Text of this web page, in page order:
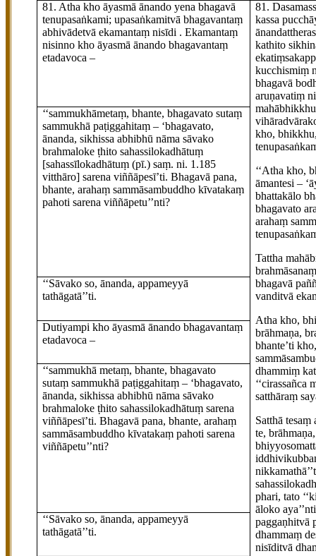
81 . Atha kho āyasmā ānando yena bhagavā
tenupasaṅkami; upasaṅkamitvā bhagavantaṃ
abhivādetvā ekamantaṃ nisīdi . Ekamantaṃ
nisinno kho āyasmā ānando bhagavantaṃ
etadavoca –
81 .
kassa
kathito
kucchismiṃ
bhagavā
aruṇavatiṃ
kho,
‘‘Atha kho,
āmantesi –
bhattakālo
bhagavato
arahaṃ
Tattha
bhagavā
vanditvā
Atha kho,
brāhmaṇa,
bhante’ti
dhammiṃ
satthāraṃ
Satthā
te,
phari, tato
āloko
paggaṇhitvā
dhammaṃ
nisīditvā
‘‘sammukhāmetaṃ, bhante, bhagavato sutaṃ
sammukhā paṭiggahitaṃ – ‘bhagavato,
ānanda, sikhissa abhibhū nāma sāvako
brahmaloke ṭhito sahassilokadhātuṃ
[sahassīlokadhātuṃ (pī.) saṃ. ni. 1.185
vitthāro]sarena viññāpesī’ti. Bhagavā pana,
bhante, arahaṃ sammāsambuddho kīvatakaṃ
pahoti sarena viññāpetu’’nti?
‘‘Sāvako so, ānanda, appameyyā
tathāgatā’’ti.
Dutiyampi kho āyasmā ānando bhagavantaṃ
etadavoca –
‘‘sammukhā metaṃ, bhante, bhagavato
sutaṃ sammukhā paṭiggahitaṃ – ‘bhagavato,
ānanda, sikhissa abhibhū nāma sāvako
brahmaloke ṭhito sahassilokadhātuṃ sarena
viññāpesī’ti. Bhagavā pana, bhante, arahaṃ
sammāsambuddho kīvatakaṃ pahoti sarena
viññāpetu’’nti?
‘‘Sāvako so, ānanda, appameyyā
tathāgatā’’ti.